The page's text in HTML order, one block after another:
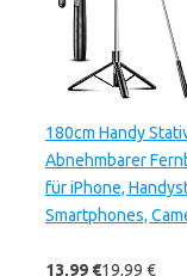
180cm Handy
Abnehmbarer
für iPhone,
Smartphones,
13,99 €19,99 €